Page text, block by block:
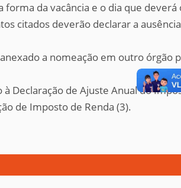
forma da vacância e o dia que
citados deverão declarar a
a nomeação em outro órgão
Declaração de Ajuste Anual do
de Imposto de Renda (3).